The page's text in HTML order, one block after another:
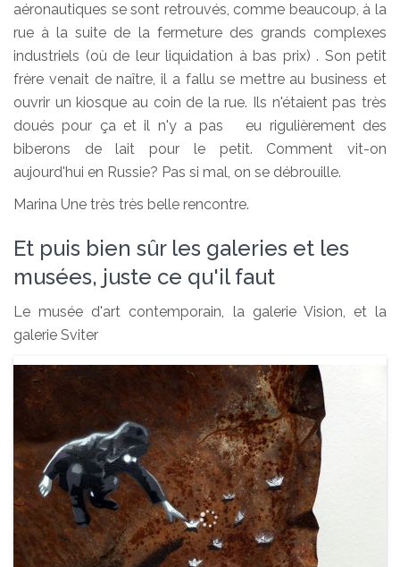
aéronautiques se sont retrouvés, comme beaucoup, à la
rue à la suite de la fermeture des grands complexes
industriels (où de leur liquidation à bas prix) . Son petit
frère venait de naître, il a fallu se mettre au business et
ouvrir un kiosque au coin de la rue. Ils n'étaient pas très
doués pour ça et il n'y a pas eu rigulièrement des
biberons de lait pour le petit. Comment vit-on
aujourd'hui en Russie? Pas si mal, on se débrouille.
Marina Une très très belle rencontre.
Et puis bien sûr les galeries et les
musées, juste ce qu'il faut
Le musée d'art contemporain, la galerie Vision, et la
galerie Sviter